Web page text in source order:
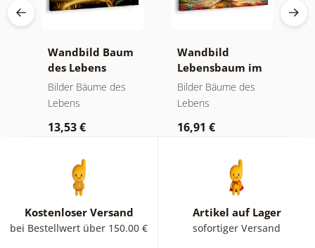
Wandbild Baum
des Lebens
goldene Magie
Bilder Bäume des
Lebens
13,53 €
Wandbild
Lebensbaum im
bunten
Glasfenster
Bilder Bäume des
Lebens
16,91 €
Kostenloser Versand
bei Bestellwert über 150.00 €
Artikel auf Lager
sofortiger Versand